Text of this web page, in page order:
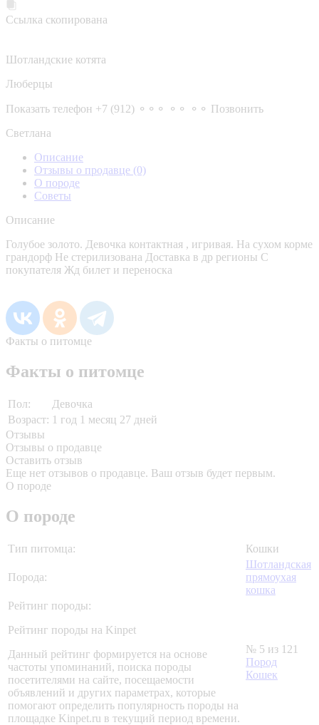
Ссылка скопирована
Шотландские котята
Люберцы
Показать телефон +7 (912) ⚬⚬⚬ ⚬⚬ ⚬⚬ Позвонить
Светлана
Описание
Отзывы о продавце (0)
О породе
Советы
Описание
Голубое золото. Девочка контактная , игривая. На сухом корме
грандорф Не стерилизована Доставка в др регионы С
покупателя Жд билет и переноска
Факты о питомце
Факты о питомце
Пол:
Девочка
Возраст: 1 год 1 месяц 27 дней
Отзывы
Отзывы о продавце
Оставить отзыв
Еще нет отзывов о продавце. Ваш отзыв будет первым.
О породе
О породе
Тип питомца: Кошки
Порода:
Шотландская
прямоухая
кошка
Рейтинг породы:
Рейтинг породы на Kinpet
Данный рейтинг формируется на основе
частоты упоминаний, поиска породы
посетителями на сайте, посещаемости
объявлений и других параметрах, которые
помогают определить популярность породы на
площадке Kinpet.ru в текущий период времени.
№ 5 из 121
Пород
Кошек